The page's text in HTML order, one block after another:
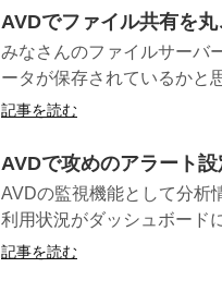
AVDでファイル共有を
みなさんのファイルサーバ
ータが保存されているかと
記事を読む
AVDで攻めのアラート
AVDの監視機能として分析
利用状況がダッシュボード
記事を読む